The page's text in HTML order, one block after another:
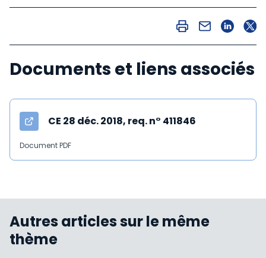
Documents et liens associés
CE 28 déc. 2018, req. n° 411846
Document PDF
Autres articles sur le même
thème